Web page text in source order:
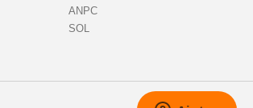
ANPC
SOL